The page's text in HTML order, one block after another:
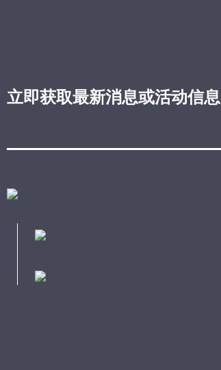
立即获取最新消息或活动信息